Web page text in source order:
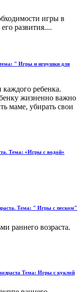
игры в
развития....
тема: " Игры и игрушки для
каждого ребенка.
жизненно важно
маме, убирать свои
Тема: «Игры с водой»
Тема: " Игры с песком"
раннего возраста.
Тема: Игры с куклой